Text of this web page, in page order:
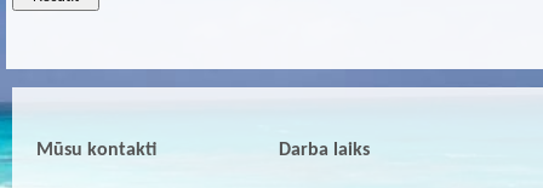
Mūsu kontakti Darba laiks